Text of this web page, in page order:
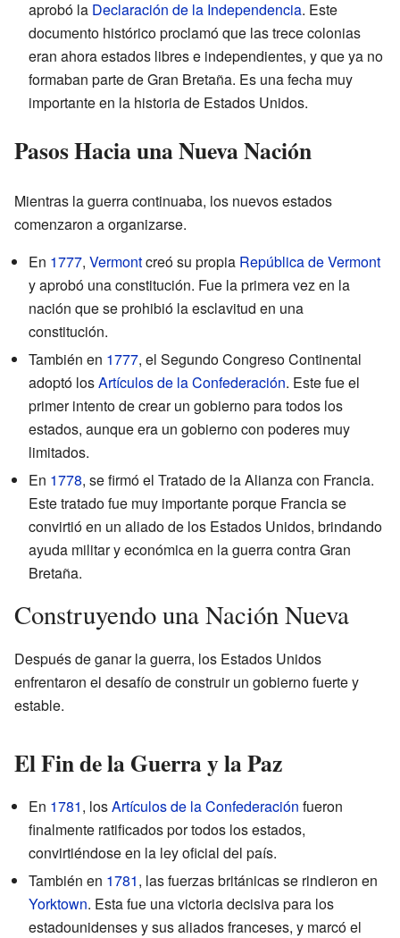
aprobó la Declaración de la Independencia. Este
documento histórico proclamó que las trece colonias
eran ahora estados libres e independientes, y que ya no
formaban parte de Gran Bretaña. Es una fecha muy
importante en la historia de Estados Unidos.
Pasos Hacia una Nueva Nación
Mientras la guerra continuaba, los nuevos estados
comenzaron a organizarse.
En 1777, Vermontcreó su propia República de Vermont
y aprobó una constitución. Fue la primera vez en la
nación que se prohibió la esclavitud en una
constitución.
También en 1777, el Segundo Congreso Continental
adoptó losArtículos de la Confederación. Este fue el
primer intento de crear un gobierno para todos los
estados, aunque era un gobierno con poderes muy
limitados.
En 1778, se firmó el Tratado de la Alianza con Francia.
Este tratado fue muy importante porque Francia se
convirtió en un aliado de los Estados Unidos, brindando
ayuda militar y económica en la guerra contra Gran
Bretaña.
Construyendo una Nación Nueva
Después de ganar la guerra, los Estados Unidos
enfrentaron el desafío de construir un gobierno fuerte y
estable.
El Fin de la Guerra y la Paz
En 1781, losArtículos de la Confederación fueron
finalmente ratificados por todos los estados,
convirtiéndose en la ley oficial del país.
También en 1781, las fuerzas británicas se rindieron en
Yorktown. Esta fue una victoria decisiva para los
estadounidenses y sus aliados franceses, y marcó el